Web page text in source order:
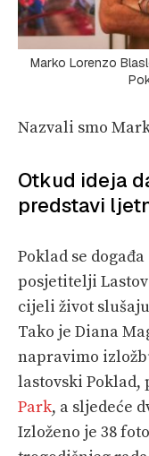
Marko Lorenzo
Nazvali smo
Otkud ideja
predstavi
Poklad se
posjetitelji
cijeli život
Tako je Diana
napravimo
lastovski Poklad,
Park, a sljedeće
Izloženo je 38